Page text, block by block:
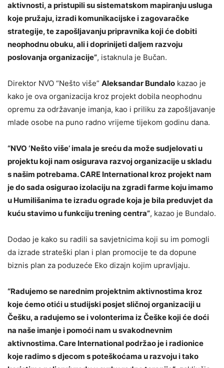
aktivnosti, a pristupili su sistematskom mapiranju usluga
koje pružaju, izradi komunikacijske i zagovaračke
strategije, te zapošljavanju pripravnika koji će dobiti
neophodnu obuku, ali i doprinijeti daljem razvoju
poslovanja organizacije”, istaknula je Bučan.
Direktor NVO “Nešto više” Aleksandar Bundalo kazao je
kako je ova organizacija kroz projekt dobila neophodnu
opremu za održavanje imanja, kao i priliku za zapošljavanje
mlade osobe na puno radno vrijeme tijekom godinu dana.
“NVO ‘Nešto više’ imala je sreću da može sudjelovati u
projektu koji nam osigurava razvoj organizacije u skladu
s našim potrebama. CARE International kroz projekt nam
je do sada osigurao izolaciju na zgradi farme koju imamo
u Humilišanima te izradu ograde koja je bila preduvjet da
kuću stavimo u funkciju trening centra”, kazao je Bundalo.
Dodao je kako su radili sa savjetnicima koji su im pomogli
da izrade strateški plan i plan promocije te da dopune
biznis plan za poduzeće Eko dizajn kojim upravljaju.
“Radujemo se narednim projektnim aktivnostima kroz
koje ćemo otići u studijski posjet sličnoj organizaciji u
Češku, a radujemo se i volonterima iz Češke koji će doći
na naše imanje i pomoći nam u svakodnevnim
aktivnostima. Care International podržao je i radionice
koje radimo s djecom s poteškoćama u razvoju i tako